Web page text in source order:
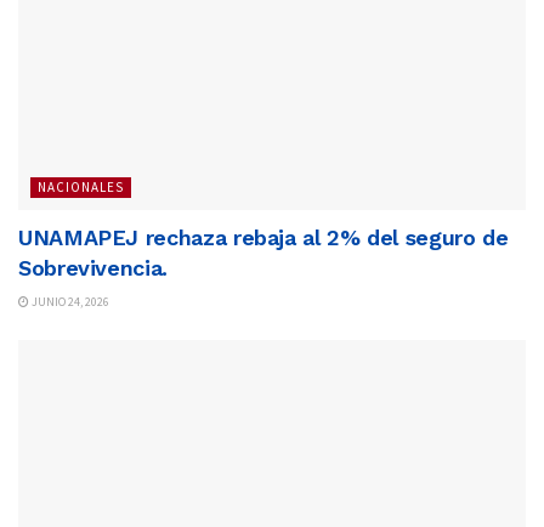
NACIONALES
UNAMAPEJ rechaza rebaja al 2% del seguro de
Sobrevivencia.
JUNIO 24, 2026